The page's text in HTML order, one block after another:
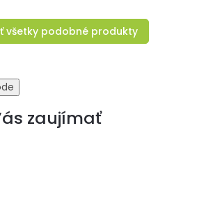
všetky podobné produkty
zaujímať